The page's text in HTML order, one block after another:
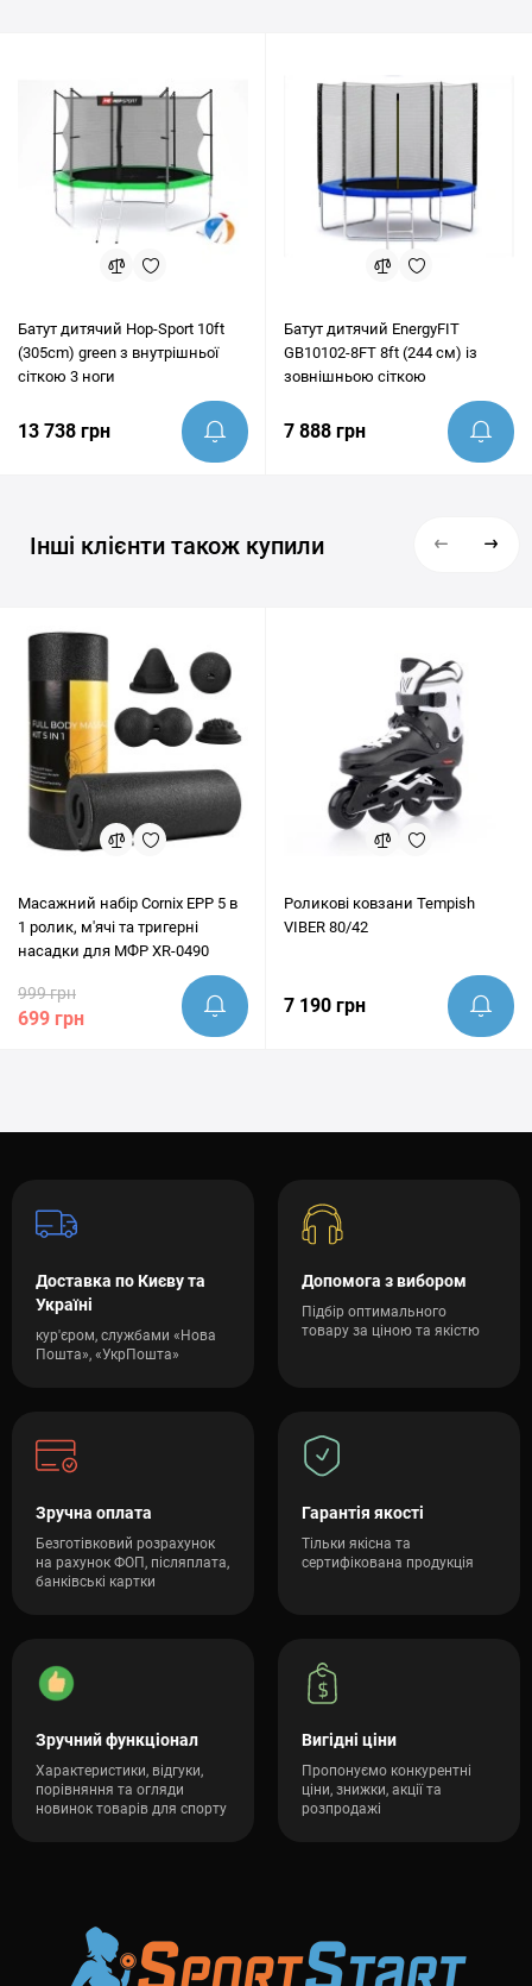
Батут дитячий Hop-Sport 10ft
(305cm) green з внутрішньої
сіткою 3 ноги
13 738 грн
Батут дитячий EnergyFIT
GB10102-8FT 8ft (244 см) із
зовнішньою сіткою
7 888 грн
Інші клієнти також купили
Масажний набір Cornix EPP 5 в
1 ролик, м'ячі та тригерні
насадки для МФР XR-0490
999 грн
699 грн
Роликові ковзани Tempish
VIBER 80/42
7 190 грн
Доставка по Києву та
Україні
кур'єром, службами «Нова
Пошта», «УкрПошта»
Допомога з вибором
Підбір оптимального
товару за ціною та якістю
Зручна оплата
Безготівковий розрахунок
на рахунок ФОП, післяплата,
банківські картки
Гарантія якості
Тільки якісна та
сертифікована продукція
Зручний функціонал
Характеристики, відгуки,
порівняння та огляди
новинок товарів для спорту
Вигідні ціни
Пропонуємо конкурентні
ціни, знижки, акції та
розпродажі